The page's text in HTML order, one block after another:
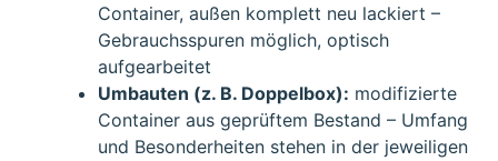
Container, außen komplett neu lackiert –
Gebrauchsspuren möglich, optisch
aufgearbeitet
Umbauten (z. B. Doppelbox): modifizierte
Container aus geprüftem Bestand – Umfang
und Besonderheiten stehen in der jeweiligen